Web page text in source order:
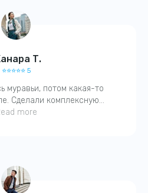
Т.
⭐️⭐️⭐️⭐️⭐️ 5
муравьи, потом какая-то
Сделали комплексную
дней — всё исчезло! Очень
more